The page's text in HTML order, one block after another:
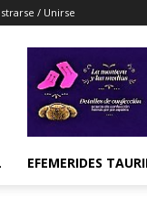
/ Unirse
EFEMERIDES